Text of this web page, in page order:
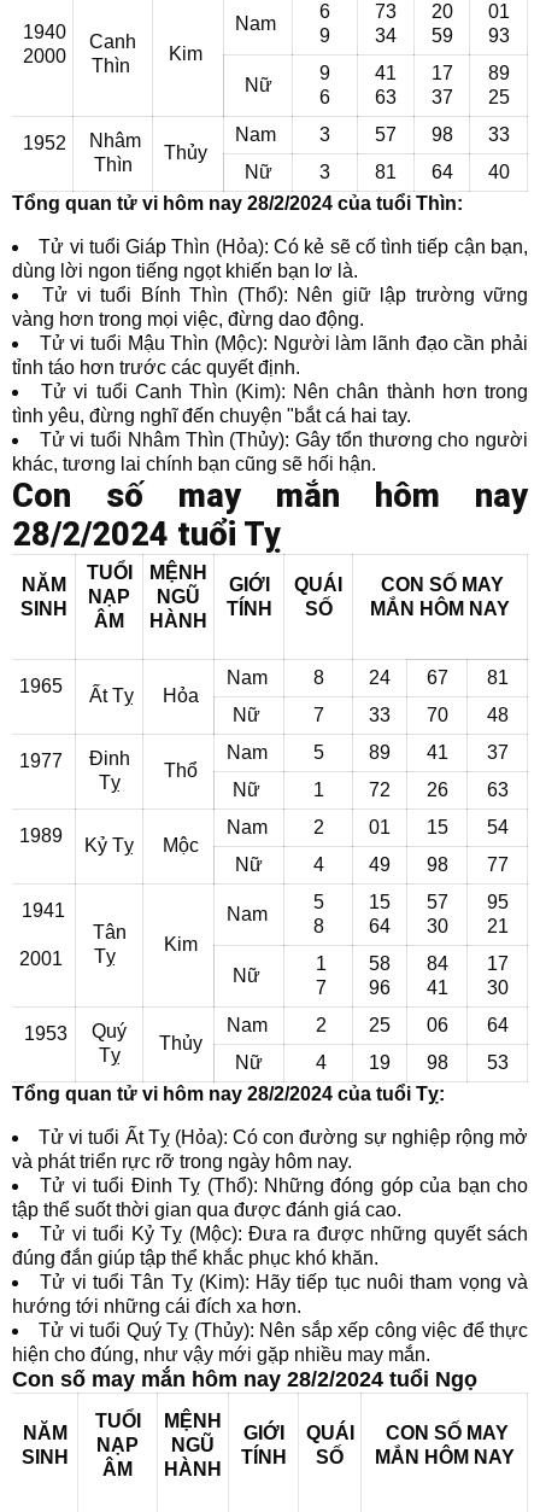
1940
2000
Canh
Thìn
Kim
Nam
6
9
73
34
20
59
01
93
Nữ
9
6
41
63
17
37
89
25
1952
Nhâm
Thìn
Thủy
Nam 3 57 98
33
Nữ
3 81 64
40
Tổng quan tử vi hôm nay 28/2/2024 của tuổi Thìn:
Tử vi tuổi Giáp Thìn (Hỏa): Có kẻ sẽ cố tình tiếp cận bạn,
dùng lời ngon tiếng ngọt khiến bạn lơ là.
Tử vi tuổi Bính Thìn (Thổ): Nên giữ lập trường vững
vàng hơn trong mọi việc, đừng dao động.
Tử vi tuổi Mậu Thìn (Mộc): Người làm lãnh đạo cần phải
tỉnh táo hơn trước các quyết định.
Tử vi tuổi Canh Thìn (Kim): Nên chân thành hơn trong
tình yêu, đừng nghĩ đến chuyện "bắt cá hai tay.
Tử vi tuổi Nhâm Thìn (Thủy): Gây tổn thương cho người
khác, tương lai chính bạn cũng sẽ hối hận.
Con số may mắn hôm nay
28/2/2024 tuổi Tỵ
NĂM
SINH
TUỔI
NẠP
ÂM
MỆNH
NGŨ
HÀNH
GIỚI
TÍNH
QUÁI
SỐ
CON SỐ MAY
MẮN HÔM NAY
1965 Ất Tỵ Hỏa
Nam 8 24 67
81
Nữ
7 33 70 48
1977
Đinh
Tỵ
Thổ
Nam 5 89 41
37
Nữ
1 72 26 63
1989 Kỷ Tỵ Mộc
Nam 2 01 15
54
Nữ
4 49 98 77
1941
2001
Tân
Tỵ
Kim
Nam
5
8
15
64
57
30
95
21
Nữ
1
7
58
96
84
41
17
30
1953
Quý
Tỵ
Thủy
Nam 2 25 06
64
Nữ
4 19 98
53
Tổng quan tử vi hôm nay 28/2/2024 của tuổi Tỵ:
Tử vi tuổi Ất Tỵ (Hỏa): Có con đường sự nghiệp rộng mở
và phát triển rực rỡ trong ngày hôm nay.
Tử vi tuổi Đinh Tỵ (Thổ): Những đóng góp của bạn cho
tập thể suốt thời gian qua được đánh giá cao.
Tử vi tuổi Kỷ Tỵ (Mộc): Đưa ra được những quyết sách
đúng đắn giúp tập thể khắc phục khó khăn.
Tử vi tuổi Tân Tỵ (Kim): Hãy tiếp tục nuôi tham vọng và
hướng tới những cái đích xa hơn.
Tử vi tuổi Quý Tỵ (Thủy): Nên sắp xếp công việc để thực
hiện cho đúng, như vậy mới gặp nhiều may mắn.
Con số may mắn hôm nay 28/2/2024 tuổi Ngọ
NĂM
SINH
TUỔI
NẠP
ÂM
MỆNH
NGŨ
HÀNH
GIỚI
TÍNH
QUÁI
SỐ
CON SỐ MAY
MẮN HÔM NAY